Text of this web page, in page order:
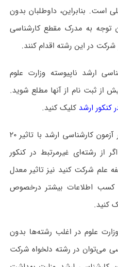
بنابراین، داوطلبان بدون
به مدرک مقطع کارشناسی
در این رشته اقدام کنند.
ارشد ناپیوسته وزارت علوم
از ثبت نام از آنها مطلع شوید.
ارشد کلیک کنید.
قابل توجه است که معدل در آزمون کارشناسی ارشد با تاثیر ۲۰
رشته‌ای غیرمرتبط در کنکور
علم شرکت کنید نیز تاثیر معدل
کنید.
علوم در اغلب رشته‌ها بدون
می‌توان در رشته دلخواه شرکت